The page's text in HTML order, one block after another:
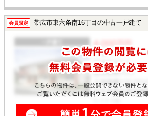
会員限定 帯広市東六条南16丁目の中古一戸建て